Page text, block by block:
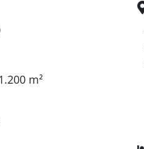
m²